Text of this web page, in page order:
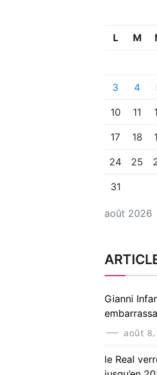
août 2026
L M
3 4
10 11
17 18
24 25
31
Gianni
août 8,
le Real